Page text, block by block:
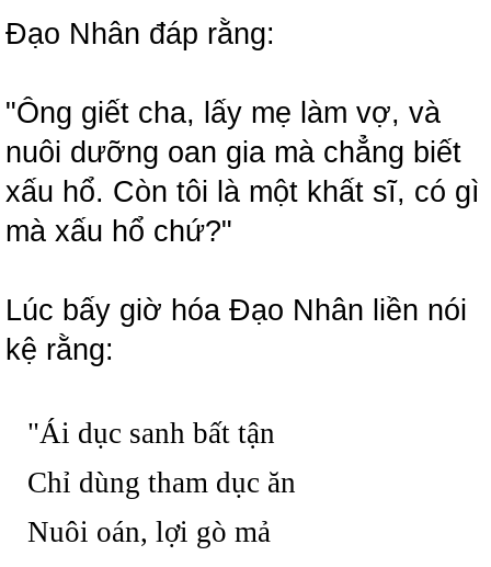
Đạo Nhân đáp rằng:
"Ông giết cha, lấy mẹ làm vợ, và
nuôi dưỡng oan gia mà chẳng biết
xấu hổ. Còn tôi là một khất sĩ, có gì
mà xấu hổ chứ?"
Lúc bấy giờ hóa Đạo Nhân liền nói
kệ rằng:
"Ái dục sanh bất tận
Chỉ dùng tham dục ăn
Nuôi oán, lợi gò mả